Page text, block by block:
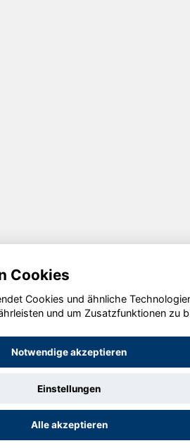
Cookies
Cookies und ähnliche
und um Zusatzfunktionen zu
Notwendige akzeptieren
Einstellungen
Alle akzeptieren